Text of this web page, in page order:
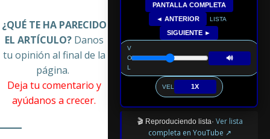
¿QUÉ TE HA PARECIDO
EL ARTÍCULO? Danos
tu opinión al final de la
página.
Deja tu comentario y
ayúdanos a crecer.
PANTALLA COMPLETA
◄ ANTERIOR
LISTA
SIGUIENTE ►
V
O
L
🔊
VEL 1X
🎬 Reproduciendo lista· Ver lista
completa en YouTube ↗